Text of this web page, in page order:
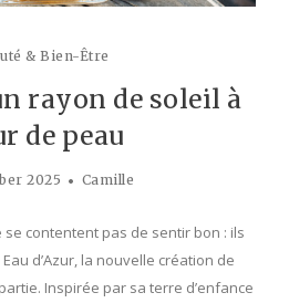
& Bien-Être
rayon de soleil à
de peau
2025 Camille
contentent pas de sentir bon : ils
d’Azur, la nouvelle création de
Inspirée par sa terre d’enfance